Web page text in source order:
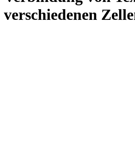
verschiedenen